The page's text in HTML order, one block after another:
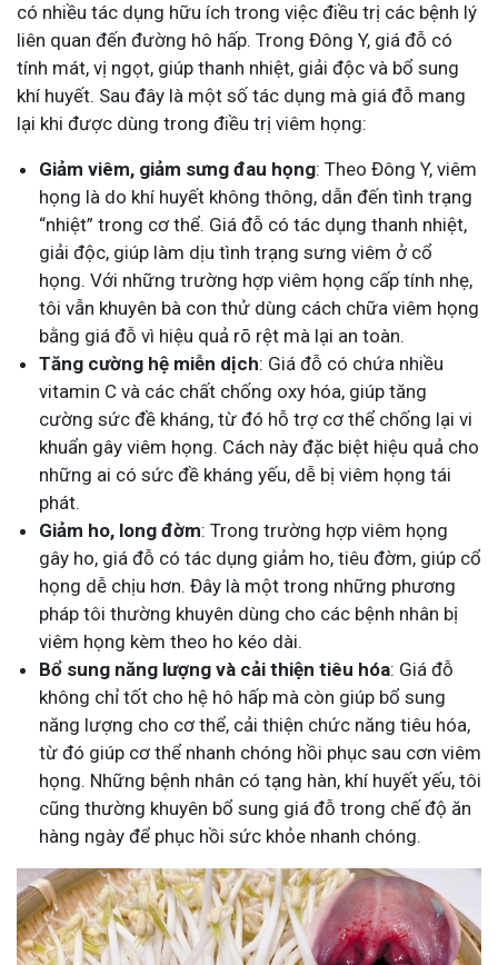
có nhiều tác dụng hữu ích trong việc điều trị các bệnh lý
liên quan đến đường hô hấp. Trong Đông Y, giá đỗ có
tính mát, vị ngọt, giúp thanh nhiệt, giải độc và bổ sung
khí huyết. Sau đây là một số tác dụng mà giá đỗ mang
lại khi được dùng trong điều trị viêm họng:
Giảm viêm, giảm sưng đau họng: Theo Đông Y, viêm
họng là do khí huyết không thông, dẫn đến tình trạng
“nhiệt” trong cơ thể. Giá đỗ có tác dụng thanh nhiệt,
giải độc, giúp làm dịu tình trạng sưng viêm ở cổ
họng. Với những trường hợp viêm họng cấp tính nhẹ,
tôi vẫn khuyên bà con thử dùng cách chữa viêm họng
bằng giá đỗ vì hiệu quả rõ rệt mà lại an toàn.
Tăng cường hệ miễn dịch: Giá đỗ có chứa nhiều
vitamin C và các chất chống oxy hóa, giúp tăng
cường sức đề kháng, từ đó hỗ trợ cơ thể chống lại vi
khuẩn gây viêm họng. Cách này đặc biệt hiệu quả cho
những ai có sức đề kháng yếu, dễ bị viêm họng tái
phát.
Giảm ho, long đờm: Trong trường hợp viêm họng
gây ho, giá đỗ có tác dụng giảm ho, tiêu đờm, giúp cổ
họng dễ chịu hơn. Đây là một trong những phương
pháp tôi thường khuyên dùng cho các bệnh nhân bị
viêm họng kèm theo ho kéo dài.
Bổ sung năng lượng và cải thiện tiêu hóa: Giá đỗ
không chỉ tốt cho hệ hô hấp mà còn giúp bổ sung
năng lượng cho cơ thể, cải thiện chức năng tiêu hóa,
từ đó giúp cơ thể nhanh chóng hồi phục sau cơn viêm
họng. Những bệnh nhân có tạng hàn, khí huyết yếu, tôi
cũng thường khuyên bổ sung giá đỗ trong chế độ ăn
hàng ngày để phục hồi sức khỏe nhanh chóng.